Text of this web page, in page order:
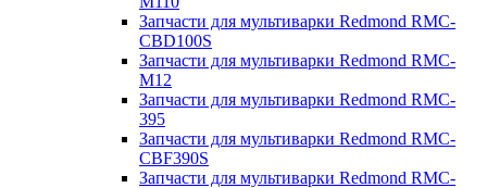
Запчасти для мультиварки Redmond RMC-
CBD100S
Запчасти для мультиварки Redmond RMC-
M12
Запчасти для мультиварки Redmond RMC-
395
Запчасти для мультиварки Redmond RMC-
CBF390S
Запчасти для мультиварки Redmond RMC-